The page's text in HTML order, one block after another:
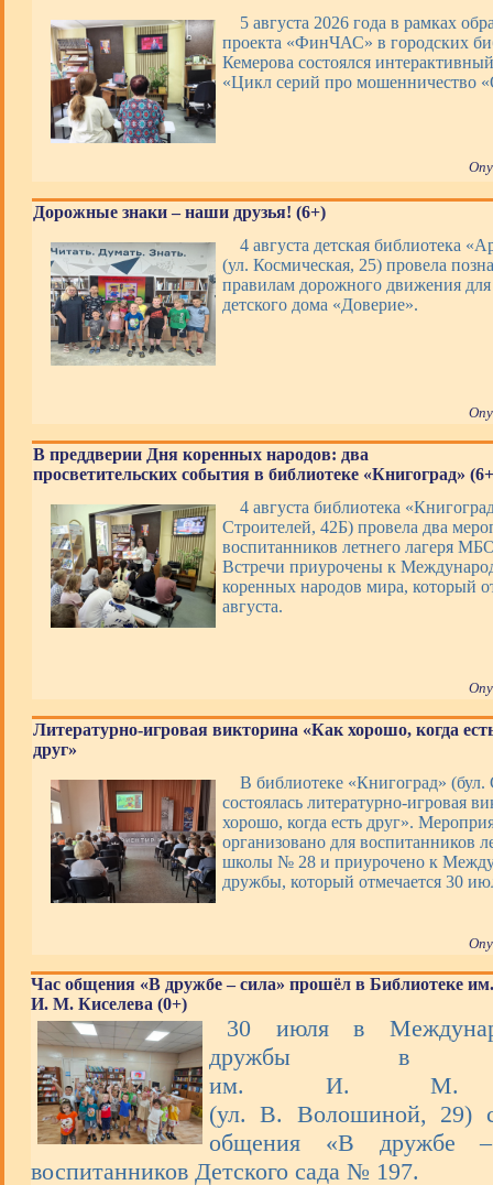
5 августа 2026 года в рамках
проекта «ФинЧАС» в городских
Кемерова состоялся
«Цикл серий про мошенничество
Дорожные знаки – наши друзья! (6+)
4 августа детская библиотека
(ул. Космическая, 25) провела
правилам дорожного движения
детского дома «Доверие».
В преддверии Дня коренных народов: два
просветительских события в библиотеке «Книгоград»
4 августа библиотека
Строителей, 42Б) провела два
воспитанников летнего лагеря
Встречи приурочены к
коренных народов мира, который
августа.
Литературно-игровая викторина «Как хорошо, когда
друг»
В библиотеке «Книгоград» (бул.
состоялась литературно-игровая
хорошо, когда есть друг».
организовано для воспитанников
школы № 28 и приурочено к
дружбы, который отмечается 30
Час общения «В дружбе – сила» прошёл в Библиотеке им.
И. М. Киселева (0+)
30 июля в
дружбы в
им. И. М.
(ул. В. Волошиной, 29)
общения «В дружбе
воспитанников Детского сада № 197.